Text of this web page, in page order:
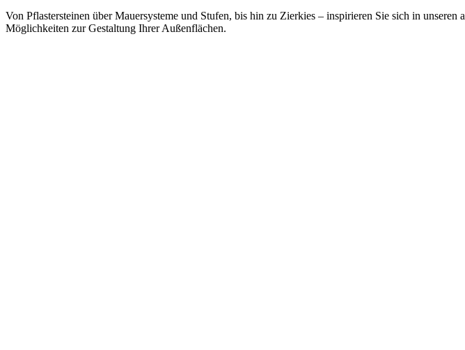
Von Pflastersteinen über Mauersysteme und Stufen, bis hin zu Zierkies – inspirieren Sie sich in
Möglichkeiten zur Gestaltung Ihrer Außenflächen.